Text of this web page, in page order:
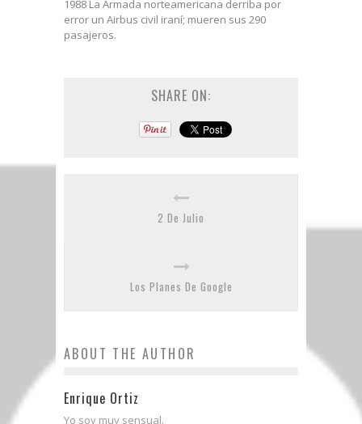
1988 La Armada norteamericana derriba por
error un Airbus civil iraní; mueren sus 290
pasajeros.
SHARE ON:
2 De Julio
Los Planes De Google
ABOUT THE AUTHOR
Enrique Ortiz
Yo soy muy sensual.